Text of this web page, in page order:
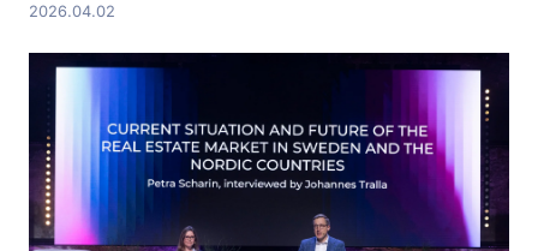
2026.04.02